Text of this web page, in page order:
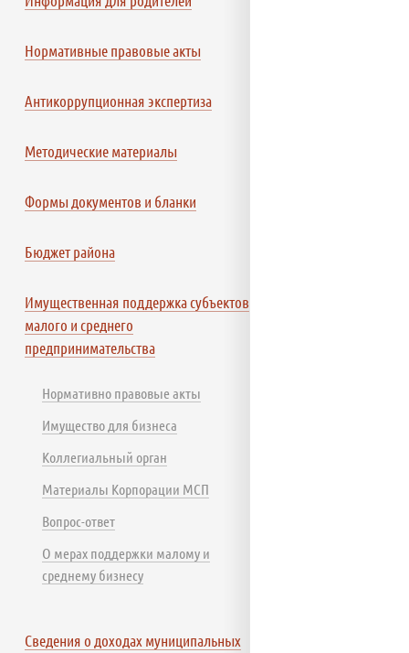
Нормативные правовые акты
Антикоррупционная экспертиза
Методические материалы
Формы документов и бланки
Бюджет района
Имущественная поддержка субъектов
малого и среднего
предпринимательства
Нормативно правовые акты
Имущество для бизнеса
Коллегиальный орган
Материалы Корпорации МСП
Вопрос-ответ
О мерах поддержки малому и
среднему бизнесу
Сведения о доходах муниципальных